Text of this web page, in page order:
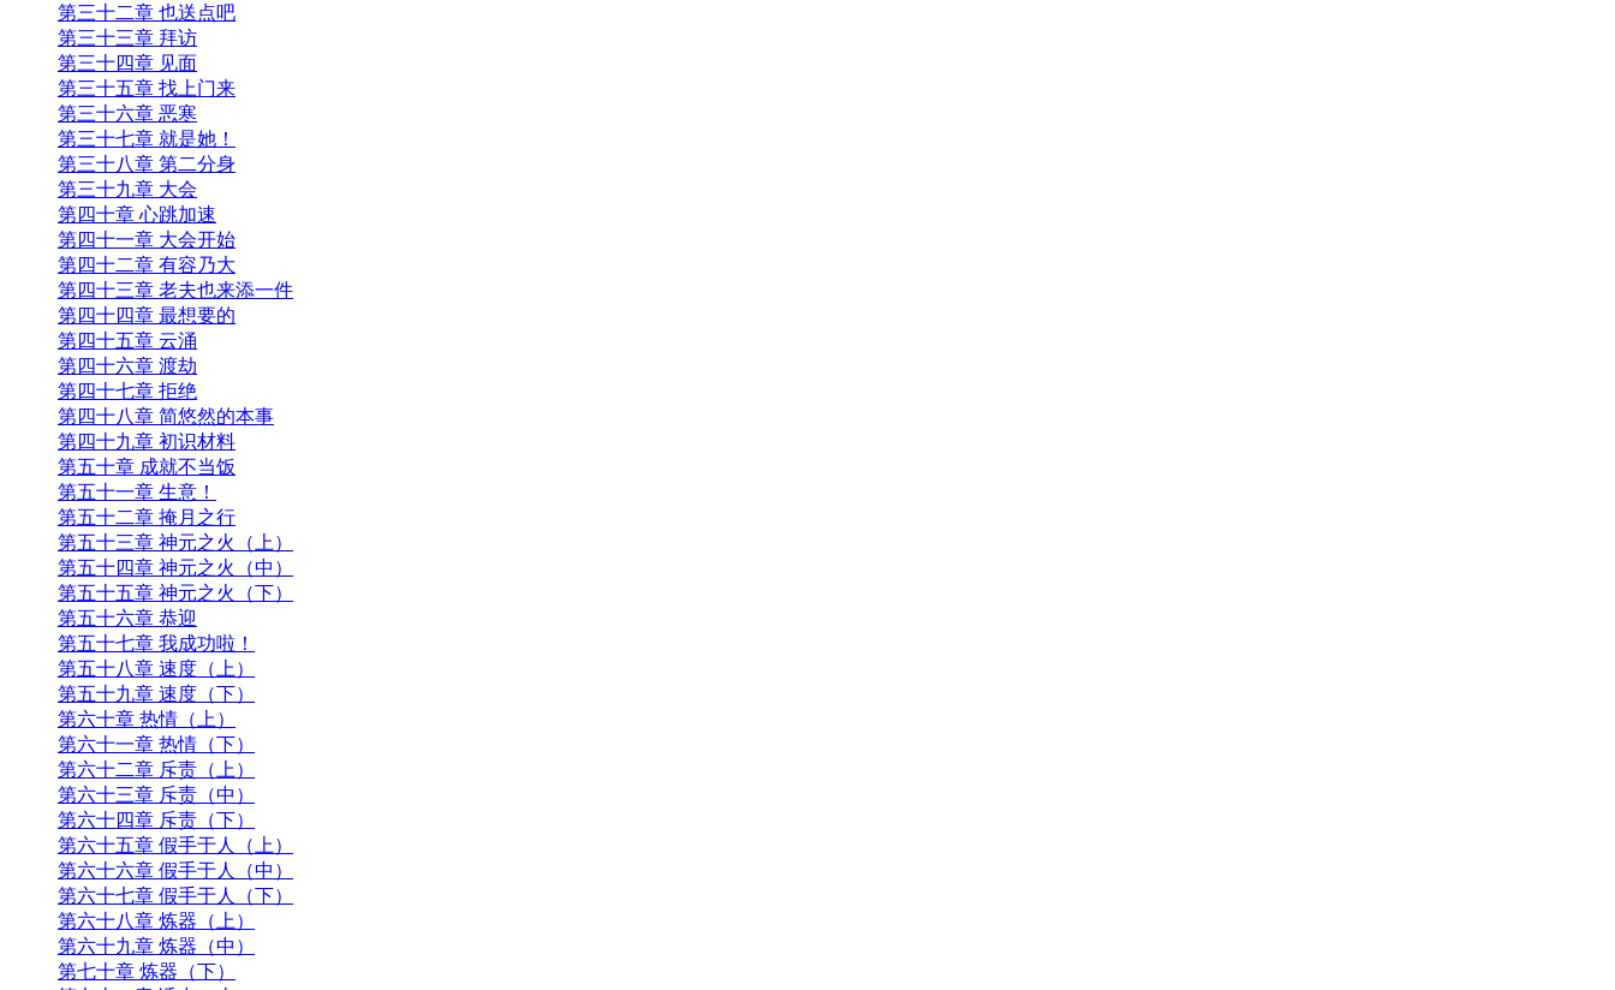
第三十二章 也送点吧
第三十三章 拜访
第三十四章 见面
第三十五章 找上门来
第三十六章 恶寒
第三十七章 就是她！
第三十八章 第二分身
第三十九章 大会
第四十章 心跳加速
第四十一章 大会开始
第四十二章 有容乃大
第四十三章 老夫也来添一件
第四十四章 最想要的
第四十五章 云涌
第四十六章 渡劫
第四十七章 拒绝
第四十八章 简悠然的本事
第四十九章 初识材料
第五十章 成就不当饭
第五十一章 生意！
第五十二章 掩月之行
第五十三章 神元之火（上）
第五十四章 神元之火（中）
第五十五章 神元之火（下）
第五十六章 恭迎
第五十七章 我成功啦！
第五十八章 速度（上）
第五十九章 速度（下）
第六十章 热情（上）
第六十一章 热情（下）
第六十二章 斥责（上）
第六十三章 斥责（中）
第六十四章 斥责（下）
第六十五章 假手于人（上）
第六十六章 假手于人（中）
第六十七章 假手于人（下）
第六十八章 炼器（上）
第六十九章 炼器（中）
第七十章 炼器（下）